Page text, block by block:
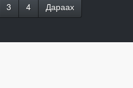
3 4 Дараах